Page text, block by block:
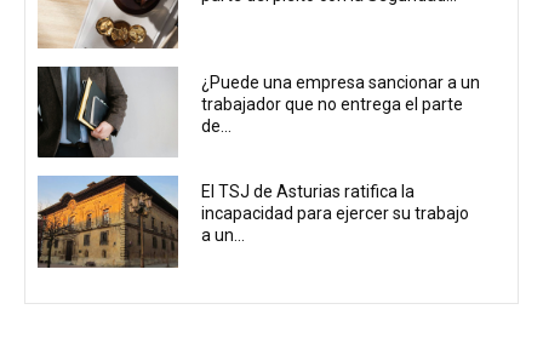
¿Puede una empresa sancionar a un
trabajador que no entrega el parte
de...
El TSJ de Asturias ratifica la
incapacidad para ejercer su trabajo
a un...